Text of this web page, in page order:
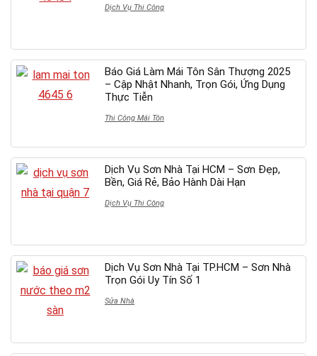
Dịch Vụ Thi Công
Báo Giá Làm Mái Tôn Sân Thượng 2025
– Cập Nhật Nhanh, Trọn Gói, Ứng Dụng
Thực Tiễn
Thi Công Mái Tôn
Dịch Vụ Sơn Nhà Tại HCM – Sơn Đẹp,
Bền, Giá Rẻ, Bảo Hành Dài Hạn
Dịch Vụ Thi Công
Dịch Vụ Sơn Nhà Tại TP.HCM – Sơn Nhà
Trọn Gói Uy Tín Số 1
Sửa Nhà